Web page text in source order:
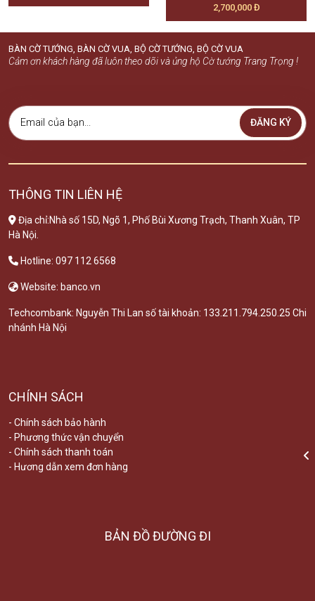
2,700,000 Đ
BÀN CỜ TƯỚNG, BÀN CỜ VUA, BỘ CỜ TƯỚNG, BỘ CỜ VUA
Cảm ơn khách hàng đã luôn theo dõi và ủng hộ Cờ tướng Trang Trọng !
ĐĂNG KÝ
THÔNG TIN LIÊN HỆ
Địa chỉ:Nhà số 15D, Ngõ 1, Phố Bùi Xương Trạch, Thanh Xuân, TP
Hà Nội.
Hotline: 097 112 6568
Website: banco.vn
Techcombank: Nguyễn Thi Lan số tài khoản: 133.211.794.250.25 Chi
nhánh Hà Nội
CHÍNH SÁCH
- Chính sách bảo hành
- Phương thức vận chuyển
- Chính sách thanh toán
- Hương dẫn xem đơn hàng
BẢN ĐỒ ĐƯỜNG ĐI